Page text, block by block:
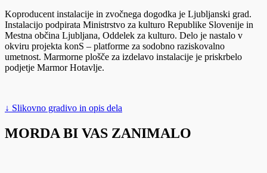
Koproducent instalacije in zvočnega dogodka je Ljubljanski grad.
Instalacijo podpirata Ministrstvo za kulturo Republike Slovenije in
Mestna občina Ljubljana, Oddelek za kulturo. Delo je nastalo v
okviru projekta konS – platforme za sodobno raziskovalno
umetnost. Marmorne plošče za izdelavo instalacije je priskrbelo
podjetje Marmor Hotavlje.
↓ Slikovno gradivo in opis dela
MORDA BI VAS ZANIMALO